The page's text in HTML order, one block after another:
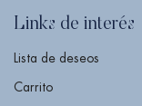
Links de interés
Lista de deseos
Carrito